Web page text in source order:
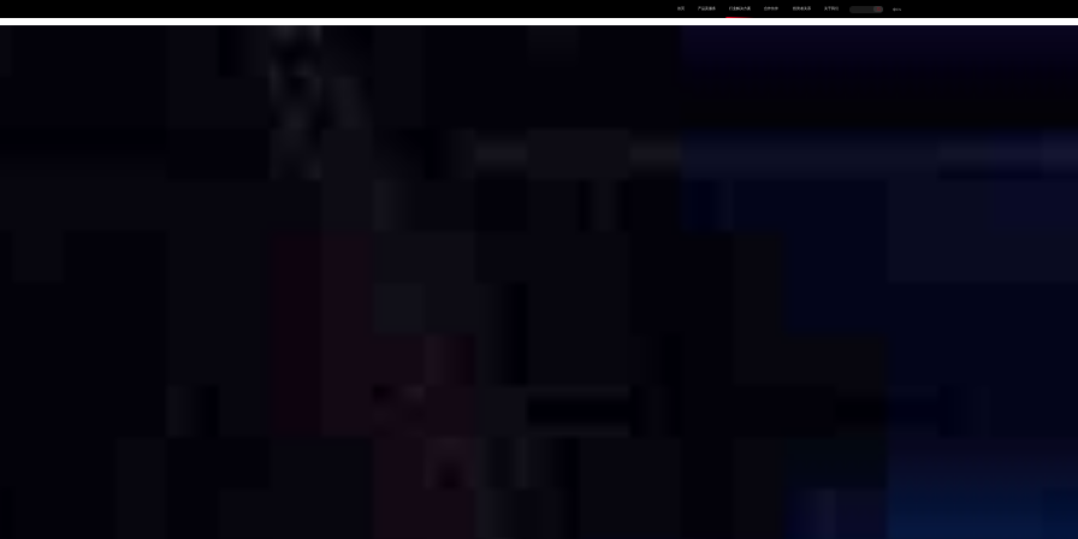
首页 产品及服务 行业解决方案 合作伙伴 投资者关系 关于我们 中EN